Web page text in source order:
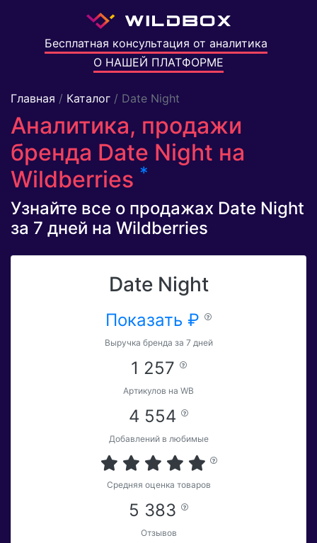
Бесплатная консультация от аналитика
О НАШЕЙ ПЛАТФОРМЕ
Главная / Каталог / Date Night
Аналитика, продажи
бренда Date Night на
Wildberries *
Узнайте все о продажах Date Night
за 7 дней на Wildberries
Date Night
Показать ₽
Выручка бренда за 7 дней
1 257
Артикулов на WB
4 554
Добавлений в любимые
Средняя оценка товаров
5 383
Отзывов